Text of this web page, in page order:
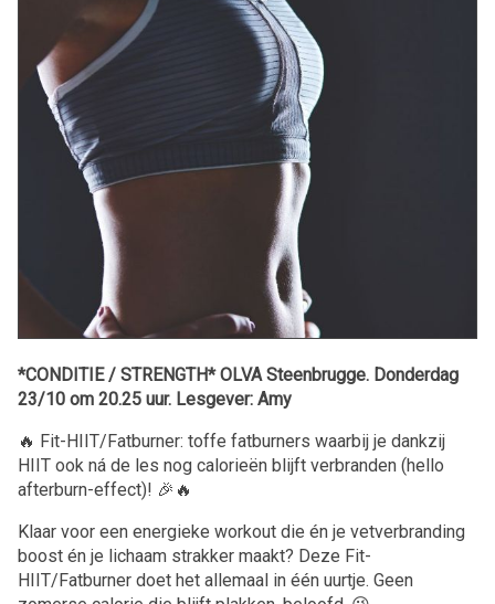
*CONDITIE / STRENGTH* OLVA Steenbrugge. Donderdag
23/10 om 20.25 uur. Lesgever: Amy
🔥 Fit-HIIT/Fatburner: toffe fatburners waarbij je dankzij
HIIT ook ná de les nog calorieën blijft verbranden (hello
afterburn-effect)! 🎉🔥
Klaar voor een energieke workout die én je vetverbranding
boost én je lichaam strakker maakt? Deze Fit-
HIIT/Fatburner doet het allemaal in één uurtje. Geen